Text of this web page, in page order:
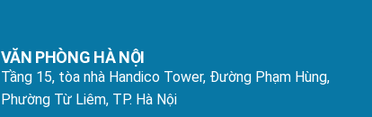
VĂN PHÒNG HÀ NỘI
Tầng 15, tòa nhà Handico Tower, Đường Phạm Hùng,
Phường Từ Liêm, TP. Hà Nội